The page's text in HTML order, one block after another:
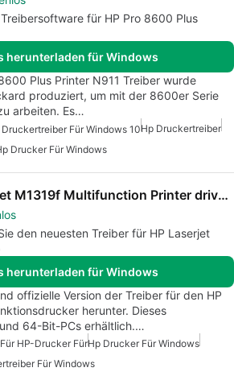
für HP Pro 8600 Plus
herunterladen für Windows
Plus Printer N911 Treiber wurde
produziert, um mit der 8600er Serie
arbeiten. Es…
Für Windows 10Hp Druckertreiber
Drucker Für Windows
HP LaserJet M1319f Multifunction Printer drivers
den neuesten Treiber für HP Laserjet
herunterladen für Windows
offizielle Version der Treiber für den HP
herunter. Dieses
64-Bit-PCs erhältlich.…
HP-Drucker FürHp Drucker Für Windows
Für Windows